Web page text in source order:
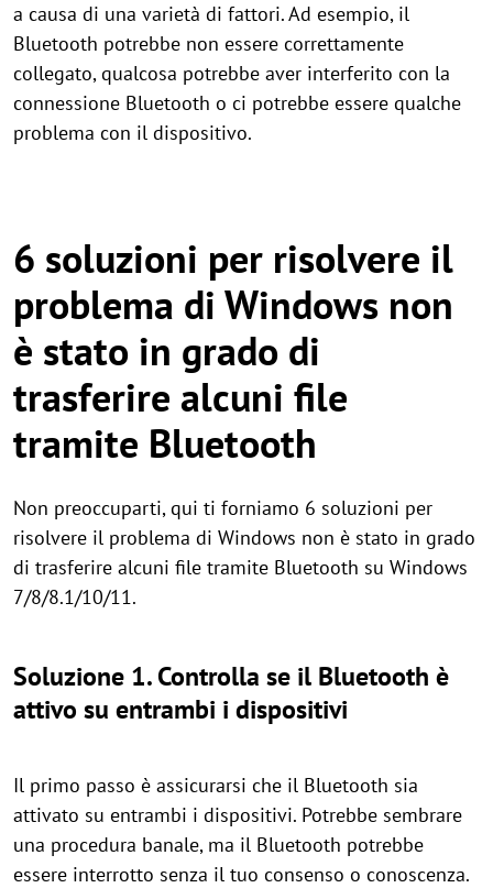
a causa di una varietà di fattori. Ad esempio, il
Bluetooth potrebbe non essere correttamente
collegato, qualcosa potrebbe aver interferito con la
connessione Bluetooth o ci potrebbe essere qualche
problema con il dispositivo.
6 soluzioni per risolvere il
problema di Windows non
è stato in grado di
trasferire alcuni file
tramite Bluetooth
Non preoccuparti, qui ti forniamo 6 soluzioni per
risolvere il problema di Windows non è stato in grado
di trasferire alcuni file tramite Bluetooth su Windows
7/8/8.1/10/11.
Soluzione 1. Controlla se il Bluetooth è
attivo su entrambi i dispositivi
Il primo passo è assicurarsi che il Bluetooth sia
attivato su entrambi i dispositivi. Potrebbe sembrare
una procedura banale, ma il Bluetooth potrebbe
essere interrotto senza il tuo consenso o conoscenza.